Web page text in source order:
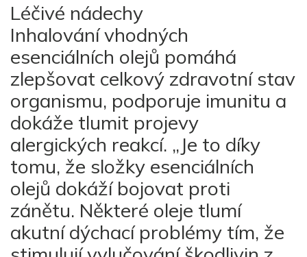
Léčivé nádechy
Inhalování vhodných
esenciálních olejů pomáhá
zlepšovat celkový zdravotní stav
organismu, podporuje imunitu a
dokáže tlumit projevy
alergických reakcí. „Je to díky
tomu, že složky esenciálních
olejů dokáží bojovat proti
zánětu. Některé oleje tlumí
akutní dýchací problémy tím, že